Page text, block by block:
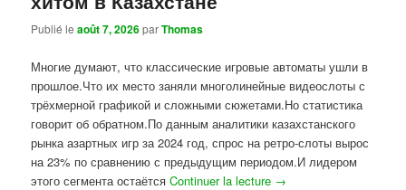
Publié leaoût 7, 2026parThomas
Многие думают, что классические игровые автоматы ушли в
прошлое.Что их место заняли многолинейные видеослоты с
трёхмерной графикой и сложными сюжетами.Но статистика
говорит об обратном.По данным аналитики казахстанского
рынка азартных игр за 2024 год, спрос на ретро-слоты вырос
на 23% по сравнению с предыдущим периодом.И лидером
этого сегмента остаётсяContinuer la lecture →